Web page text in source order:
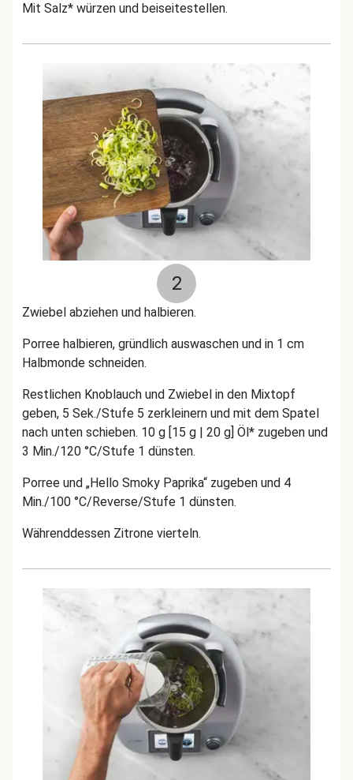
Mit Salz* würzen und beiseitestellen.
2
Zwiebel abziehen und halbieren.
Porree halbieren, gründlich auswaschen und in 1 cm
Halbmonde schneiden.
Restlichen Knoblauch und Zwiebel in den Mixtopf
geben, 5 Sek./Stufe 5 zerkleinern und mit dem Spatel
nach unten schieben. 10 g [15 g | 20 g] Öl* zugeben und
3 Min./120 °C/Stufe 1 dünsten.
Porree und „Hello Smoky Paprika“ zugeben und 4
Min./100 °C/Reverse/Stufe 1 dünsten.
Währenddessen Zitrone vierteln.